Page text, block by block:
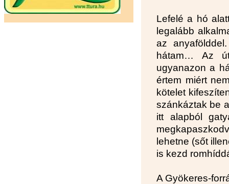
Lefelé a hó
legalább
az
hátam… Az
ugyanazon a
értem miért
kötelet
szánkáztak be
itt alapból
lehetne (sőt
is kezd
A Gyökeres-